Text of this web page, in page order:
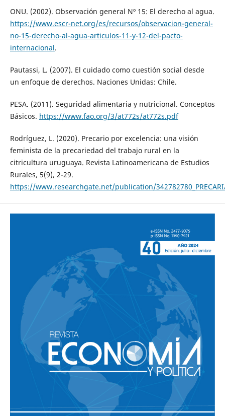
ONU. (2002). Observación general Nº 15: El derecho al agua.
https://www.escr-net.org/es/recursos/observacion-general-
no-15-derecho-al-agua-articulos-11-y-12-del-pacto-
internacional.
Pautassi, L. (2007). El cuidado como cuestión social desde
un enfoque de derechos. Naciones Unidas: Chile.
PESA. (2011). Seguridad alimentaria y nutricional. Conceptos
Básicos. https://www.fao.org/3/at772s/at772s.pdf
Rodríguez, L. (2020). Precario por excelencia: una visión
feminista de la precariedad del trabajo rural en la
citricultura uruguaya. Revista Latinoamericana de Estudios
Rurales, 5(9), 2-29.
https://www.researchgate.net/publication/